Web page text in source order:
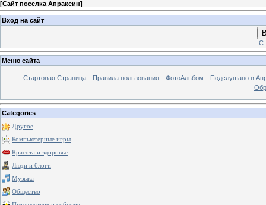
[Сайт поселка Апраксин]
Вход на сайт
Меню сайта
Стартовая Страница Правила пользования ФотоАльбом
Подслушано в
Categories
Другое
Компьютерные игры
Красота и здоровье
Люди и блоги
Музыка
Общество